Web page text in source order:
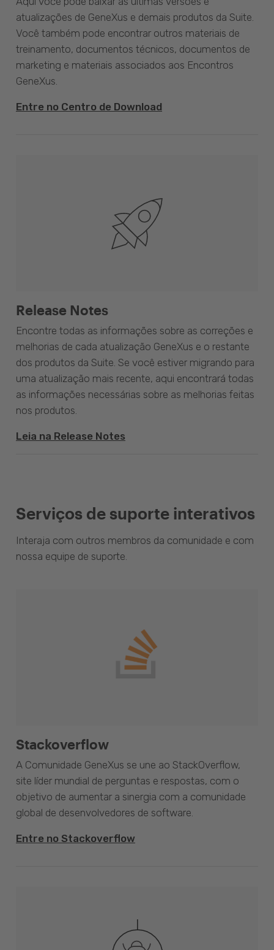
atualizações de GeneXus e demais produtos da Suite.
Você também pode encontrar outros materiais de
treinamento, documentos técnicos, documentos de
marketing e materiais associados aos Encontros
GeneXus.
Entre no Centro de Download
Release Notes
Encontre todas as informações sobre as correções e
melhorias de cada atualização GeneXus e o restante
dos produtos da Suite. Se você estiver migrando para
uma atualização mais recente, aqui encontrará todas
as informações necessárias sobre as melhorias feitas
nos produtos.
Leia na Release Notes
Serviços de suporte interativos
Interaja com outros membros da comunidade e com
nossa equipe de suporte.
Stackoverflow
A Comunidade GeneXus se une ao StackOverflow,
site líder mundial de perguntas e respostas, com o
objetivo de aumentar a sinergia com a comunidade
global de desenvolvedores de software.
Entre no Stackoverflow